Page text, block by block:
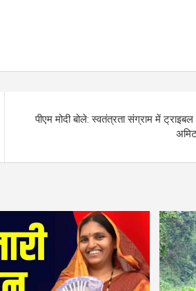
पीएम मोदी बोले: स्वतंत्रता संग्राम में